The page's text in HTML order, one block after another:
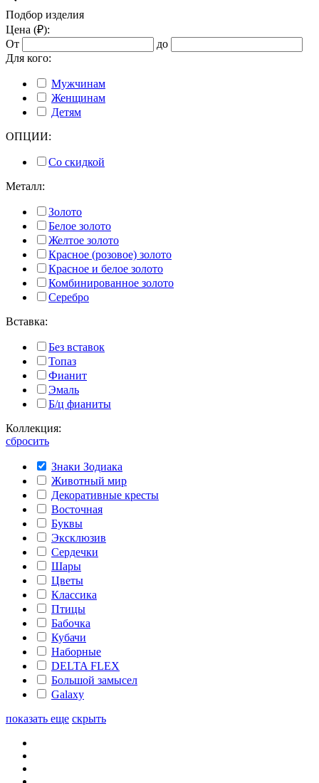
Подбор изделия
Цена (₽):
От
до
Для кого:
Мужчинам
Женщинам
Детям
ОПЦИИ:
Со скидкой
Металл:
Золото
Белое золото
Желтое золото
Красное (розовое) золото
Красное и белое золото
Комбинированное золото
Серебро
Вставка:
Без вставок
Топаз
Фианит
Эмаль
Б/ц фианиты
Коллекция:
сбросить
Знаки Зодиака
Животный мир
Декоративные кресты
Восточная
Буквы
Эксклюзив
Сердечки
Шары
Цветы
Классика
Птицы
Бабочка
Кубачи
Наборные
DELTA FLEX
Большой замысел
Galaxy
показать еще скрыть